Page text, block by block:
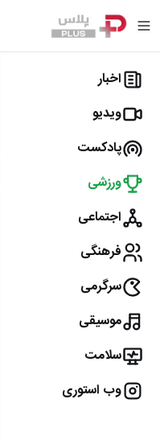
اخبار
ویدیو
پادکست
ورزشی
اجتماعی
فرهنگی
سرگرمی
موسیقی
سلامت
وب استوری